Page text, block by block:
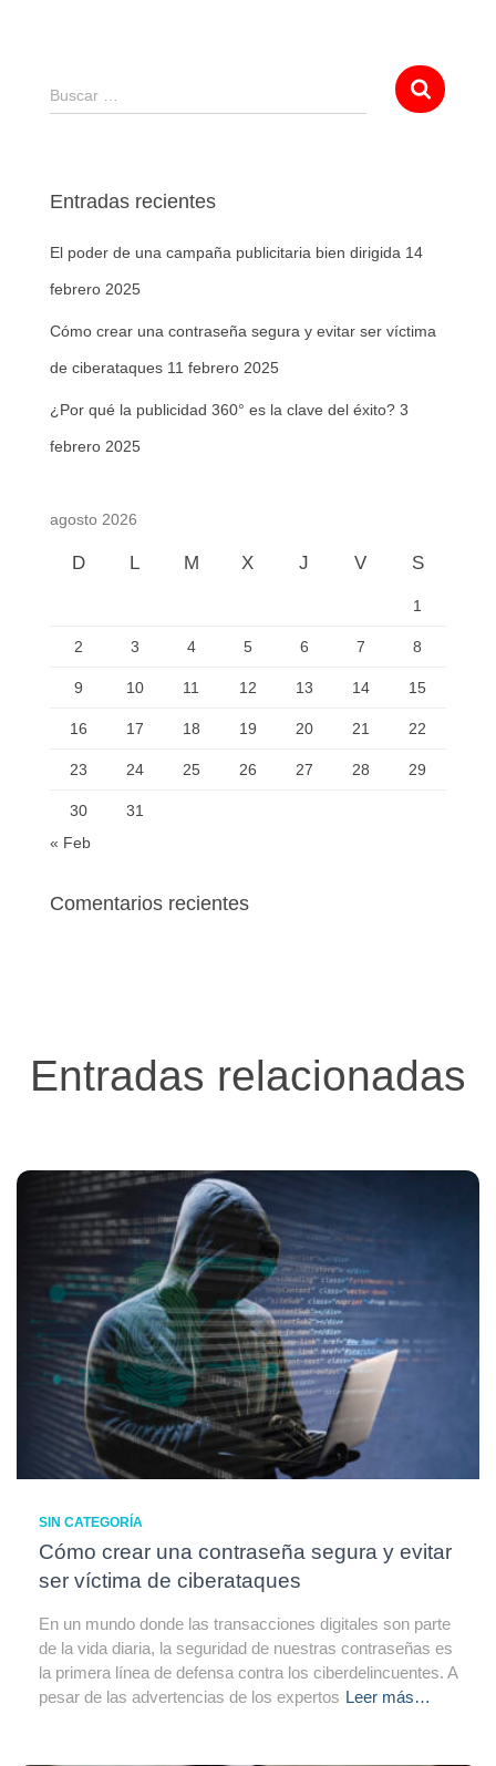
Buscar …
Entradas recientes
El poder de una campaña publicitaria bien dirigida 14
febrero 2025
Cómo crear una contraseña segura y evitar ser víctima
de ciberataques 11 febrero 2025
¿Por qué la publicidad 360° es la clave del éxito? 3
febrero 2025
agosto 2026
D L M X J V S
1
2 3 4 5 6 7 8
9 10 11 12 13 14 15
16 17 18 19 20 21 22
23 24 25 26 27 28 29
30
31
« Feb
Comentarios recientes
Entradas relacionadas
SIN CATEGORÍA
Cómo crear una contraseña segura y evitar
ser víctima de ciberataques
En un mundo donde las transacciones digitales son parte
de la vida diaria, la seguridad de nuestras contraseñas es
la primera línea de defensa contra los ciberdelincuentes. A
pesar de las advertencias de los expertos Leer más…